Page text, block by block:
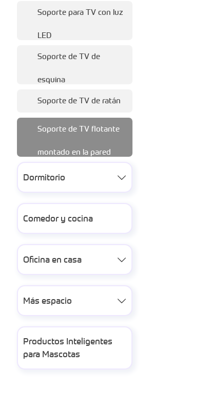
Soporte para TV con luz
LED
Soporte de TV de
esquina
Soporte de TV de ratán
Soporte de TV flotante
montado en la pared
Dormitorio 
Comedor y cocina
Oficina en casa 
Más espacio 
Productos Inteligentes
para Mascotas